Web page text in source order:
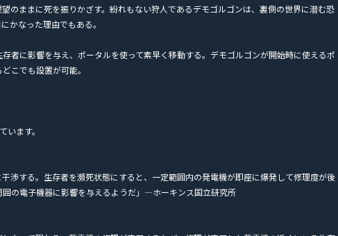
のままに死を振りかざす。紛れもない狩人であるデモゴルゴンは、裏側の世界に潜む恐
かなった理由でもある。
者に影響を与え、ポータルを使って素早く移動する。デモゴルゴンが開始時に使えるポ
こでも設置が可能。
います。
渉する。生存者を瀕死状態にすると、一定範囲内の発電機が即座に爆発して修理度が後
の電子機器に影響を与えるようだ」―ホーキンス国立研究所